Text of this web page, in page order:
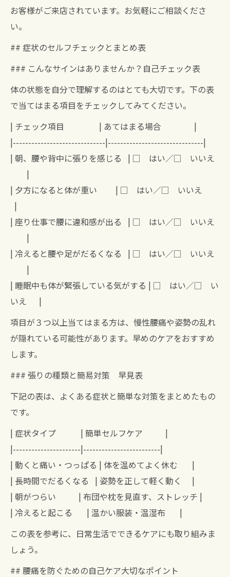
お客様がご来店されています。お気軽にご相談くださ
い。
## 症状のセルフチェックとまとめ表
### こんなサインはありませんか？自己チェック表
体の状態を自分で理解するのはとても大切です。下の表
で当てはまる項目をチェックしてみてください。
| チェック項目 | あてはまる場合 |
|------------------------------|-------------------------------|
| 朝、腰や背中に張りを感じる | □ はい／□ いいえ
|
| 夕方になると体が重い | □ はい／□ いいえ
|
| 座り仕事で腰に違和感が出る | □ はい／□ いいえ
|
| 冷えると腰や足がだるくなる | □ はい／□ いいえ
|
| 睡眠中も体が緊張している気がする | □ はい／□ い
いえ |
項目が３つ以上当てはまる方は、慢性腰痛や姿勢の乱れ
が隠れている可能性があります。早めのケアをおすすめ
します。
### 張りの種類と簡易対策 早見表
下記の表は、よくある症状と簡単な対策をまとめたもの
です。
| 症状タイプ | 簡単セルフケア |
|----------------------|-------------------------|
| 動くと痛い・つっぱる | 体を温めてよく休む |
| 長時間でだるくなる | 姿勢を正して軽く動く |
| 朝がつらい | 布団や枕を見直す、ストレッチ |
| 冷えると起こる | 温かい服装・温湿布 |
この表を参考に、日常生活でできるケアにも取り組みま
しょう。
## 腰痛を防ぐための自己ケア大切なポイント